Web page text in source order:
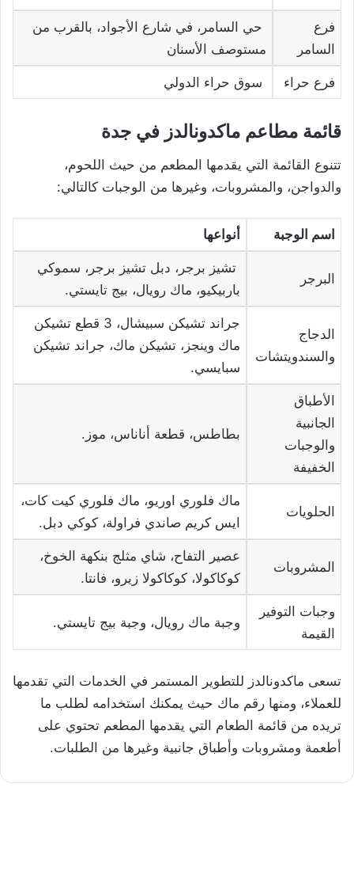
فرع
السامر
حي السامر، في شارع الأجواد، بالقرب من
مستوصف الأسنان
فرع حراء سوق حراء الدولي
قائمة مطاعم ماكدونالدز في جدة
تتنوع القائمة التي يقدمها المطعم من حيث اللحوم،
والدواجن، والمشروبات، وغيرها من الوجبات كالتالي:
اسم الوجبة أنواعها
البرجر
تشيز برجر، دبل تشيز برجر، سموكي
باربيكيو، ماك رويال، بيج تايستي.
الدجاج
والسندويتشات
جراند تشيكن سبيشال، 3 قطع تشيكن
ماك وينجز، تشيكن ماك، جراند تشيكن
سبايسي.
الأطباق
الجانبية
والوجبات
الخفيفة
بطاطس، قطعة أناناس، موز.
الحلويات
ماك فلوري اوريو، ماك فلوري كيت كات،
ايس كريم صاندي فراولة، كوكي دبل.
المشروبات
عصير التفاح، شاي مثلج بنكهة الخوخ،
كوكاكولا، كوكاكولا زيرو، فانتا.
وجبات التوفير
القيمة
وجبة ماك رويال، وجبة بيج تايستي.
تسعى ماكدونالدز للتطوير المستمر في الخدمات التي تقدمها
للعملاء، ومنها رقم ماك حيث يمكنك استخدامه لطلب ما
تريده من قائمة الطعام التي يقدمها المطعم تحتوي على
أطعمة ومشروبات وأطباق جانبية وغيرها من الطلبات.